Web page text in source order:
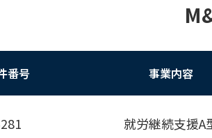
番号 事業内容
就労継続支援A